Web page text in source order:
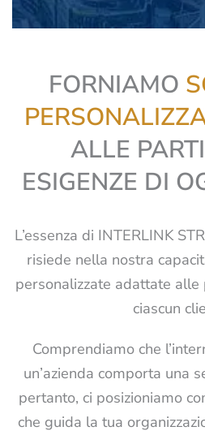
FORNIAMO
ALLE
ESIGENZE DI
L’essenza di INTERLINK
risiede nella nostra
personalizzate adattate
ciascun
Comprendiamo che
un’azienda comporta una
pertanto, ci posizioniamo
che guida la tua